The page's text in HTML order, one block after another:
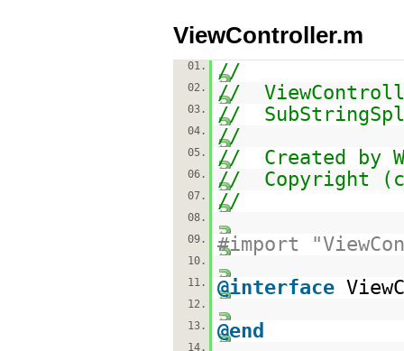
ViewController.m
01. //
02. //
03. //
04. //
05. // Created by
06. // Copyright
07. //
08.
09.
#import
10.
11.
@interface
12.
13.
@end
14.